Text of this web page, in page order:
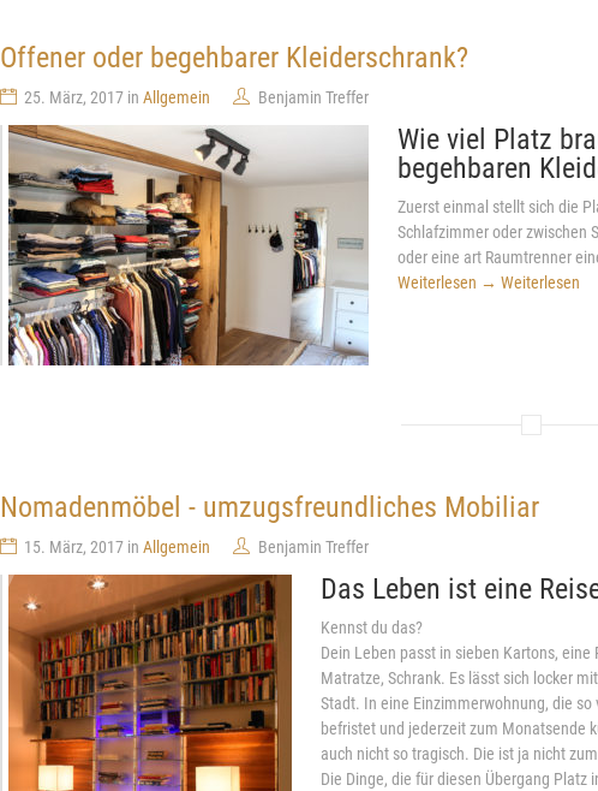
Offener oder begehbarer Kleiderschrank?
25. März, 2017 inAllgemein Benjamin Treffer
Wie viel Platz
begehbaren
Zuerst einmal stellt sich die
Schlafzimmer oder zwischen
oder eine art Raumtrenner
Weiterlesen → Weiterlesen
Nomadenmöbel - umzugsfreundliches Mobiliar
15. März, 2017 inAllgemein Benjamin Treffer
Das Leben ist eine
Kennst du das?
Dein Leben passt in sieben Kartons, eine
Matratze, Schrank. Es lässt sich locker
Stadt. In eine Einzimmerwohnung, die
befristet und jederzeit zum Monatsende
auch nicht so tragisch. Die ist ja nicht
Die Dinge, die für diesen Übergang